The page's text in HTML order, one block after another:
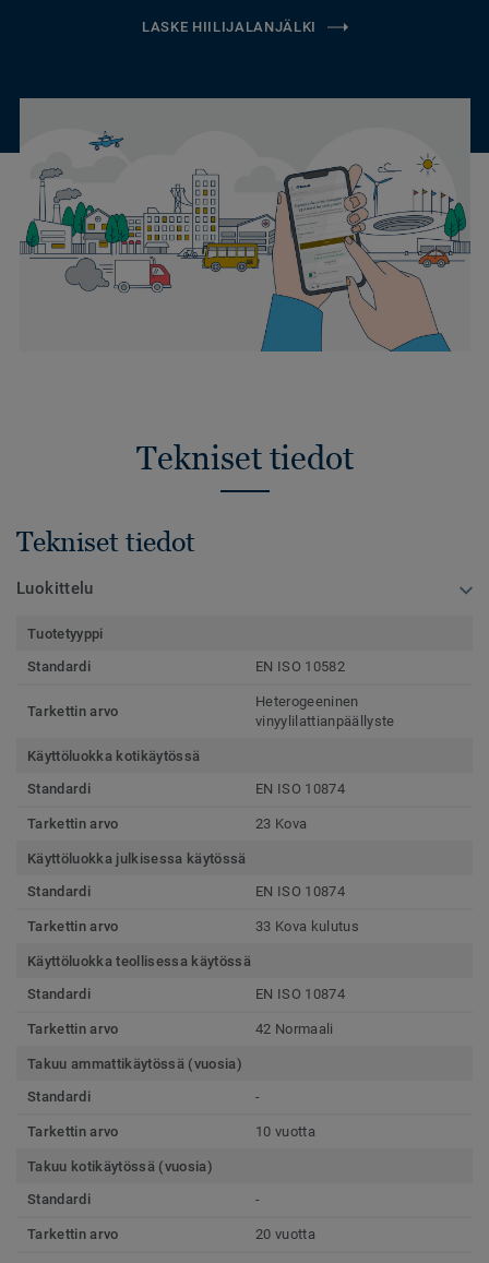
LASKE HIILIJALANJÄLKI
Tekniset tiedot
Tekniset tiedot
Luokittelu
Tuotetyyppi
Standardi
EN ISO 10582
Tarkettin arvo
Heterogeeninen
vinyylilattianpäällyste
Käyttöluokka kotikäytössä
Standardi
EN ISO 10874
Tarkettin arvo 23 Kova
Käyttöluokka julkisessa käytössä
Standardi
EN ISO 10874
Tarkettin arvo 33 Kova kulutus
Käyttöluokka teollisessa käytössä
Standardi
EN ISO 10874
Tarkettin arvo 42 Normaali
Takuu ammattikäytössä (vuosia)
Standardi
-
Tarkettin arvo 10 vuotta
Takuu kotikäytössä (vuosia)
Standardi
-
Tarkettin arvo 20 vuotta